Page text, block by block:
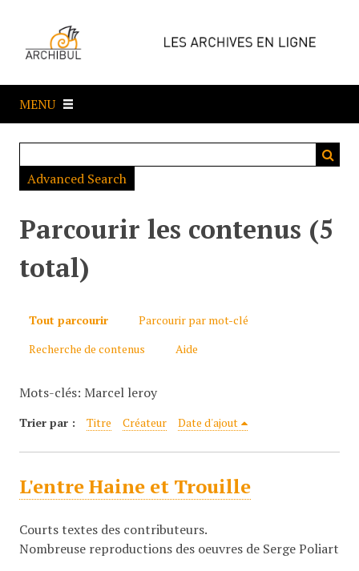
e
a
MENU
Advanced Search
Parcourir les contenus (5
total)
Tout parcourir
Parcourir par mot-clé
Recherche de contenus
Aide
Mots-clés: Marcel leroy
Trier par : Titre Créateur Date d'ajout
L'entre Haine et Trouille
Courts textes des contributeurs.
Nombreuse reproductions des oeuvres de Serge Poliart